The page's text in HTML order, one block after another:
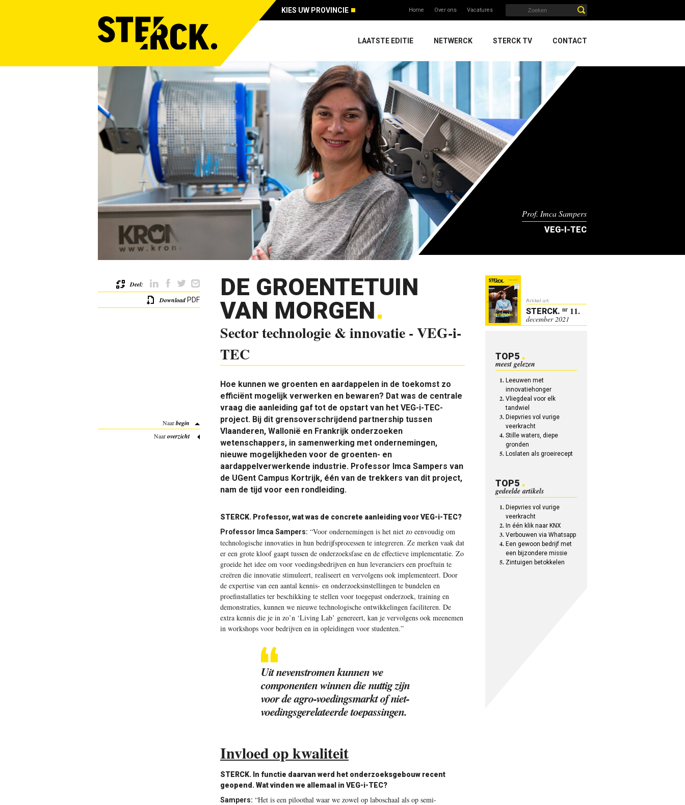
KIES UW PROVINCIE Home Over ons Vacatures
LAATSTE EDITIE NETWERCK STERCK TV CONTACT
Prof. Imca Sampers
VEG-I-TEC
DE GROENTETUIN
VAN MORGEN
Sector technologie & innovatie - VEG-i-
TEC
Hoe kunnen we groenten en aardappelen in de toekomst zo
efficiënt mogelijk verwerken en bewaren? Dat was de centrale
vraag die aanleiding gaf tot de opstart van het VEG-i-TEC-
project. Bij dit grensoverschrijdend partnership tussen
Vlaanderen, Wallonië en Frankrijk onderzoeken
wetenschappers, in samenwerking met ondernemingen,
nieuwe mogelijkheden voor de groenten- en
aardappelverwerkende industrie. Professor Imca Sampers van
de UGent Campus Kortrijk, één van de trekkers van dit project,
nam de tijd voor een rondleiding.
STERCK. Professor, wat was de concrete aanleiding voor VEG-i-TEC?
Professor Imca Sampers: “Voor ondernemingen is het niet zo eenvoudig om
technologische innovaties in hun bedrijfsprocessen te integreren. Ze merken vaak dat
er een grote kloof gaapt tussen de onderzoeksfase en de effectieve implementatie. Zo
groeide het idee om voor voedingsbedrijven en hun leveranciers een proeftuin te
creëren die innovatie stimuleert, realiseert en vervolgens ook implementeert. Door
de expertise van een aantal kennis- en onderzoeksinstellingen te bundelen en
proefinstallaties ter beschikking te stellen voor toegepast onderzoek, training en
demonstraties, kunnen we nieuwe technologische ontwikkelingen faciliteren. De
extra kennis die je in zo’n ‘Living Lab’ genereert, kan je vervolgens ook meenemen
in workshops voor bedrijven en in opleidingen voor studenten.”
Uit nevenstromen kunnen we
componenten winnen die nuttig zijn
voor de agro-voedingsmarkt of niet-
voedings­gerelateerde toepassingen.
Invloed op kwaliteit
STERCK. In functie daarvan werd het onderzoeksgebouw recent
geopend. Wat vinden we allemaal in VEG-i-TEC?
Sampers: “Het is een piloothal waar we zowel op laboschaal als op semi-
Deel:
DownloadPDF
Naarbegin
Naaroverzicht
Artikel uit:
STERCK. nr 11.
december 2021
TOP5
meest gelezen
Leeuwen met
innovatiehonger
Vliegdeal voor elk
tandwiel
Diepvries vol vurige
veerkracht
Stille waters, diepe
gronden
Loslaten als groeirecept
TOP5
gedeelde artikels
Diepvries vol vurige
veerkracht
In één klik naar KNX
Verbouwen via Whatsapp
Een gewoon bedrijf met
een bijzondere missie
Zintuigen betokkelen